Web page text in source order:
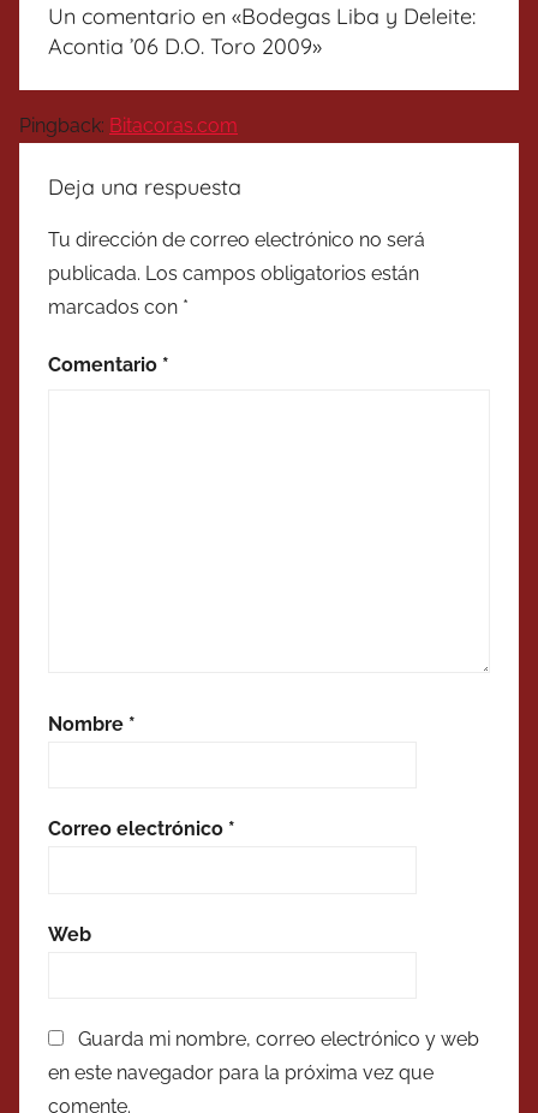
Un comentario en «Bodegas Liba y Deleite:
Acontia ’06 D.O. Toro 2009»
Pingback: Bitacoras.com
Deja una respuesta
Tu dirección de correo electrónico no será
publicada. Los campos obligatorios están
marcados con *
Comentario *
Nombre *
Correo electrónico *
Web
Guarda mi nombre, correo electrónico y web
en este navegador para la próxima vez que
comente.